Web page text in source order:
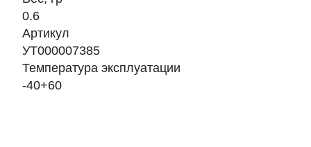
0.6
Артикул
УТ000007385
Температура эксплуатации
-40+60